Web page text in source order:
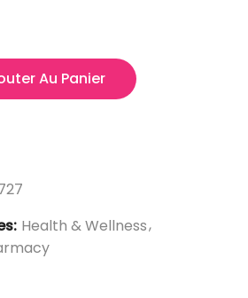
Au Panier
Health & Wellness